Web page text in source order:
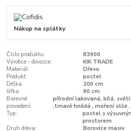
Nákup na splátky
Číslo produktu:
83900
Výrobce - dovozce:
KIK TRADE
Materiál:
Dřevo
Produkt:
postel
Délka:
200 cm
šířka:
90 cm
Barevné
provedení:
přírodní lakovaná, bílá,
,tmavě hnědá , moření olše
Typ:
postel s
prostorem
Druh dřeva:
Borovice masiv